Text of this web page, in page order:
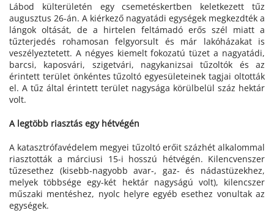
Lábod külterületén egy csemetéskertben keletkezett tűz
augusztus 26-án. A kiérkező nagyatádi egységek megkezdték a
lángok oltását, de a hirtelen feltámadó erős szél miatt a
tűzterjedés rohamosan felgyorsult és már lakóházakat is
veszélyeztetett. A négyes kiemelt fokozatú tüzet a nagyatádi,
barcsi, kaposvári, szigetvári, nagykanizsai tűzoltók és az
érintett terület önkéntes tűzoltó egyesületeinek tagjai oltották
el. A tűz által érintett terület nagysága körülbelül száz hektár
volt.
A legtöbb riasztás egy hétvégén
A katasztrófavédelem megyei tűzoltó erőit százhét alkalommal
riasztották a márciusi 15-i hosszú hétvégén. Kilencvenszer
tűzesethez (kisebb-nagyobb avar-, gaz- és nádastüzekhez,
melyek többsége egy-két hektár nagyságú volt), kilencszer
műszaki mentéshez, nyolc helyre egyéb esethez vonultak az
egységek.